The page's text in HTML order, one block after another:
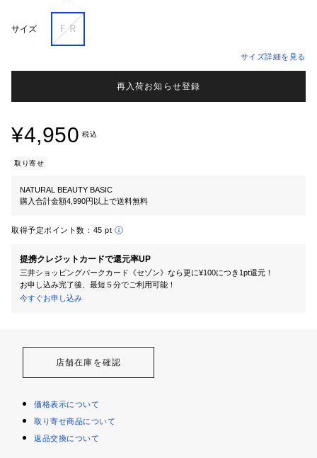
サイズ ＦＲ
サイズ詳細を見る
再入荷お知らせ登録
¥4,950 税込
取り寄せ
NATURAL BEAUTY BASIC
購入合計金額4,990円以上で送料無料
取得予定ポイント数： 45 pt
提携クレジットカードで還元率UP
三井ショッピングパークカード《セゾン》なら更に¥100につき1pt還元！
お申し込み完了後、最短５分でご利用可能！
今すぐお申し込み
店舗在庫を確認
価格表示について
取り寄せ商品について
返品交換について